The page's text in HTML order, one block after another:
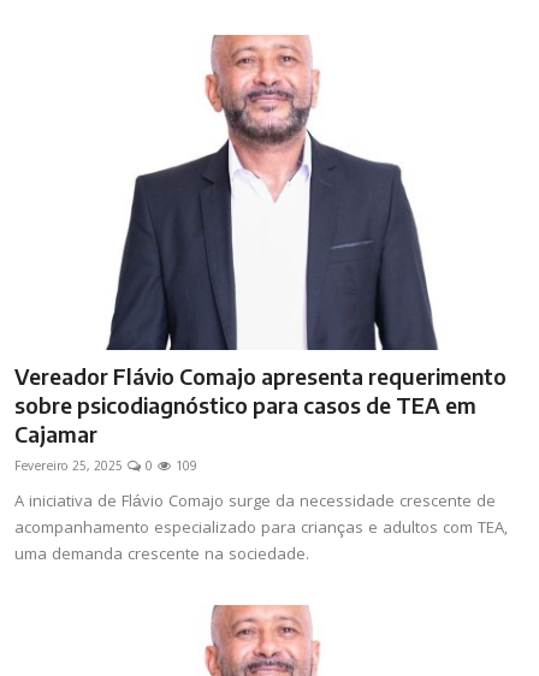
Vereador Flávio Comajo apresenta requerimento
sobre psicodiagnóstico para casos de TEA em
Cajamar
Fevereiro 25, 2025 0 109
A iniciativa de Flávio Comajo surge da necessidade crescente de
acompanhamento especializado para crianças e adultos com TEA,
uma demanda crescente na sociedade.